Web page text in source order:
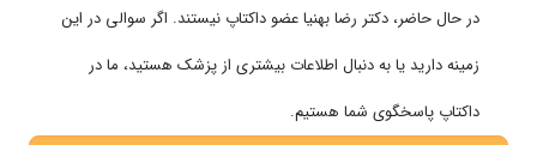
در حال حاضر، دکتر رضا بهنیاعضو داکتاپ نیستند. اگر سوالی در این
زمینه دارید یا به دنبال اطلاعات بیشتری از پزشک هستید، ما در
داکتاپ پاسخگوی شما هستیم.